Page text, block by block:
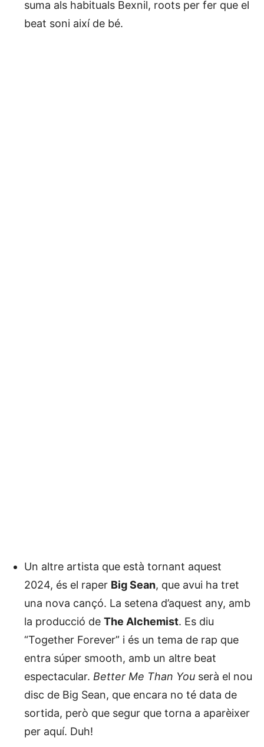
suma als habituals Bexnil, roots per fer que el
beat soni així de bé.
Un altre artista que està tornant aquest
2024, és el raper Big Sean, que avui ha tret
una nova cançó. La setena d’aquest any, amb
la producció de The Alchemist. Es diu
“Together Forever” i és un tema de rap que
entra súper smooth, amb un altre beat
espectacular. Better Me Than You serà el nou
disc de Big Sean, que encara no té data de
sortida, però que segur que torna a aparèixer
per aquí. Duh!